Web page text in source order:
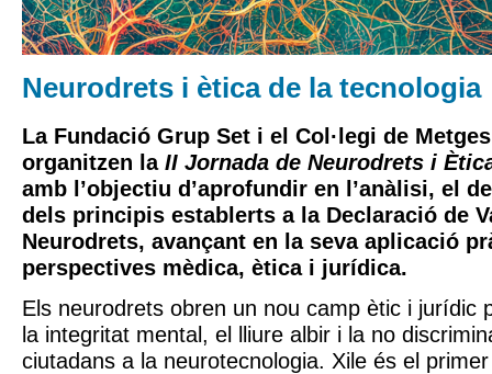
Neurodrets i ètica de la tecnologia
La Fundació Grup Set i el Col·legi de
organitzen la II Jornada de Neurodrets i
amb l’objectiu d’aprofundir en l’anàlisi, el
dels principis establerts a la Declaració de
Neurodrets, avançant en la seva aplicació
perspectives mèdica, ètica i jurídica.
Els neurodrets obren un nou camp ètic i jurídic
la integritat mental, el lliure albir i la no
ciutadans a la neurotecnologia. Xile és el